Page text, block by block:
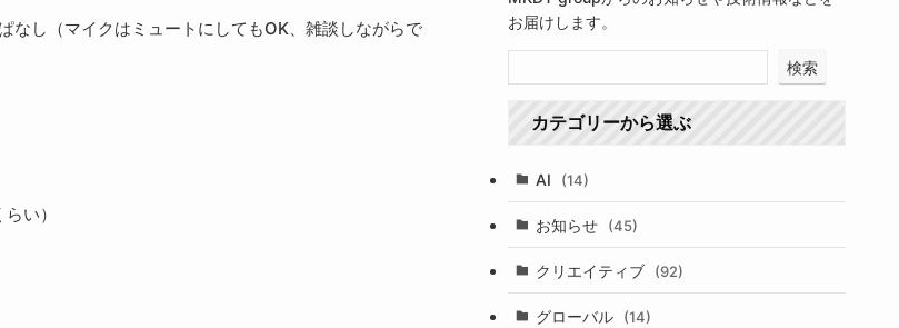
し（マイクはミュートにしてもOK、雑談しながらで
い）
お届けします。
検索
カテゴリーから選ぶ
AI (14)
お知らせ (45)
クリエイティブ (92)
グローバル (14)